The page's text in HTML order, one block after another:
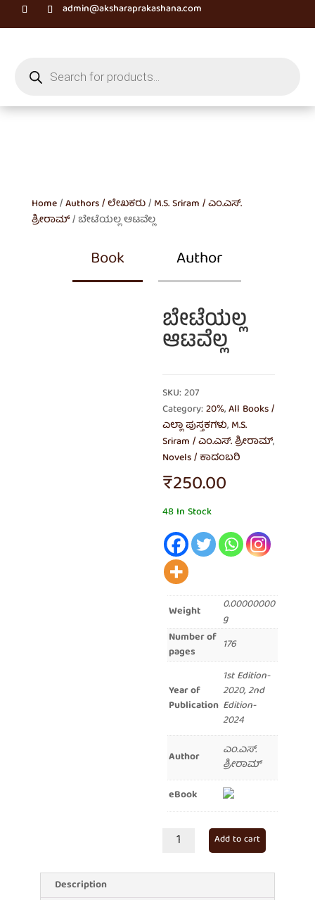
admin@aksharaprakashana.com
search
Home/Authors / ಲೇಖಕರು/ M.S. Sriram / ಎಂ.ಎಸ್.
ಶ್ರೀರಾಮ್/ ಬೇಟೆಯಲ್ಲ ಆಟವೆಲ್ಲ
Book Author
ಬೇಟೆಯಲ್ಲ
ಆಟವೆಲ್ಲ
SKU: 207
Category:20%,All Books /
ಎಲ್ಲಾ ಪುಸ್ತಕಗಳು, M.S.
Sriram / ಎಂ.ಎಸ್. ಶ್ರೀರಾಮ್,
Novels / ಕಾದಂಬರಿ
₹250.00
48 In Stock
Weight
0.00000000
g
Number of
pages
176
Year of
Publication
1st Edition-
2020, 2nd
Edition-
2024
Author
ಎಂ.ಎಸ್.
ಶ್ರೀರಾಮ್
eBook
ಬೇಟೆಯಲ್ಲ
Add to cart
Description